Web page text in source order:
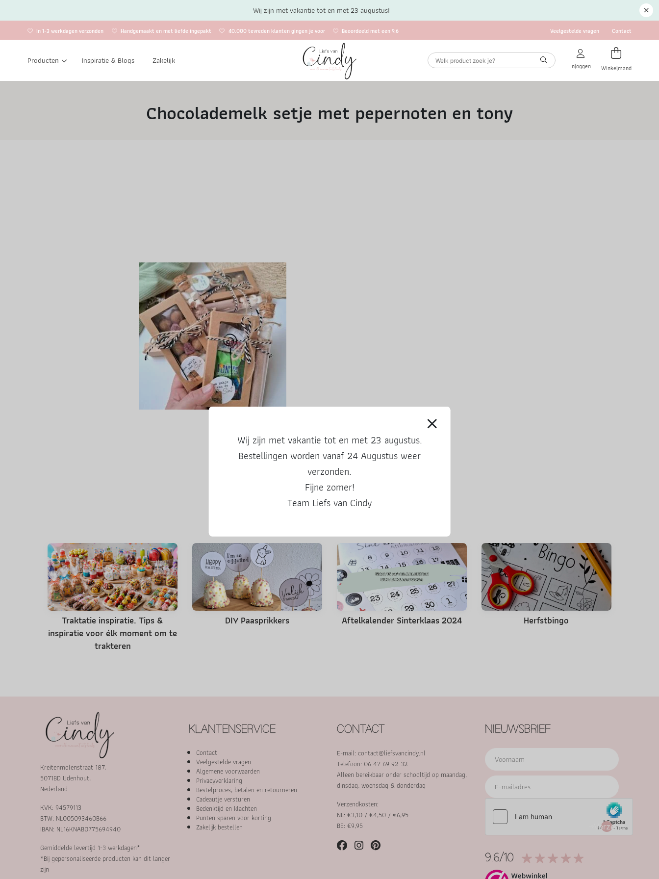
In 1-3 werkdagen verzonden Handgemaakt en met liefde ingepakt 40.000 tevreden klanten gingen je voor Beoordeeld met een 9.6 Veelgestelde vragen Contact
Producten Inspiratie & Blogs Zakelijk Inloggen Winkelmand
Chocolademelk setje met pepernoten en tony
Deel deze post
Traktatie inspiratie. Tips &
inspiratie voor élk moment om te
trakteren
DIY Paasprikkers Aftelkalender Sinterklaas 2024 Herfstbingo
Wij zijn met vakantie tot en met 23 augustus!
Wij zijn met vakantie tot en met 23 augustus.
Bestellingen worden vanaf 24 Augustus weer
verzonden.
Fijne zomer!
Team Liefs van Cindy
Kreitenmolenstraat 187,
5071BD Udenhout,
Nederland
KVK: 94579113
BTW: NL005093460B66
IBAN: NL16KNAB0775694940
Gemiddelde levertijd 1-3 werkdagen*
*Bij gepersonaliseerde producten kan dit langer
zijn
KLANTENSERVICE
Contact
Veelgestelde vragen
Algemene voorwaarden
Privacyverklaring
Bestelproces, betalen en retourneren
Cadeautje versturen
Bedenktijd en klachten
Punten sparen voor korting
Zakelijk bestellen
CONTACT
E-mail: contact@liefsvancindy.nl
Telefoon: 06 47 69 92 32
Alleen bereikbaar onder schooltijd op maandag,
dinsdag, woensdag & donderdag
Verzendkosten:
NL: €3,10 / €4,50 / €6,95
BE: €9,95
NIEUWSBRIEF
Verzend
9.6/10